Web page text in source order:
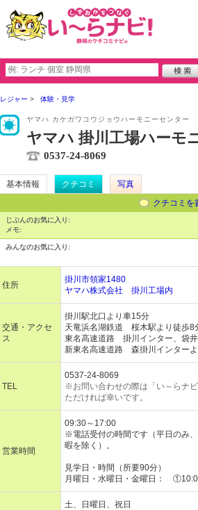
レジャー 体験・見学
ヤマハ カケガワコウジョウハーモニーセンター
ヤマハ 掛川工場ハーモ
0537-24-8069
基本情報 クチコミ
写真
クチコミを
じぶんのお気に入り:
メモ:
みんなのお気に入り:
住所
掛川市領家1480
ヤマハ株式会社 掛川工場内
交通・アクセ
ス
掛川駅北口より車15分
天竜浜名湖鉄道 桜木駅より徒歩8
東名高速道路 掛川インター、袋
新東名高速道路 森掛川インター
TEL
0537-24-8069
※お問い合わせの際は「い～らナ
ただければ幸いです。
営業時間
09:30～17:00
※電話受付の時間です（平日のみ
暇を除く）。
見学日・時間（所要90分）
月曜日・水曜日・金曜日：
土、日曜日、祝日